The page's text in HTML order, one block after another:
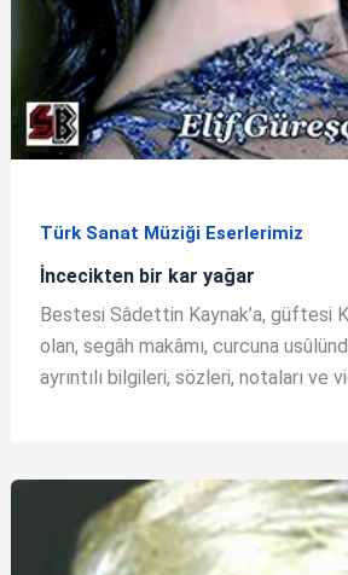
Türk Sanat Müziği Eserlerimiz
İncecikten bir kar yağar
Bestesi Sâdettin Kaynak’a, güftesi
olan, segâh makâmı, curcuna
ayrıntılı bilgileri, sözleri, notaları ve